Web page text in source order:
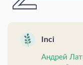
Inci
Андрей